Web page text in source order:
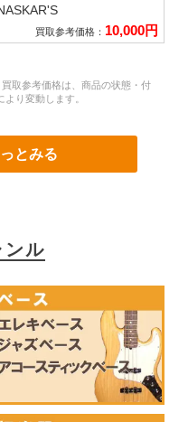
買取参考価格： 10,000円
取参考価格は、商品の状態・付
り変動します。
とみる
ンル